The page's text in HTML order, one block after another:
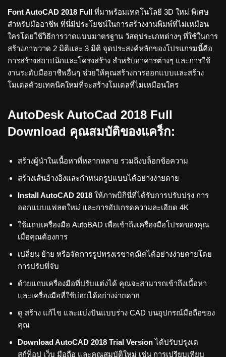
Font AutoCAD 2018 Full ที่มาพร้อมเทคโนโลยี 3D ใหม่ พิเศษ
สำหรับมืออาชีพ ที่นี่มีประโยชน์ในการสร้างงานพิมพ์ที่ไม่เหมือน
ใครโดยใช้วิธีการวาดแบบมาตรฐาน วัสดุประเภทต่างๆ ที่ใช้ในการ
สร้างภาพวาด 2 มิติและ 3 มิติ จุดประสงค์หลักของโปรแกรมนี้คือ
การสร้างสถาปนิกและโครงสร้าง สำหรับอาคารต่างๆ และการใช้
งานระดับมืออาชีพอื่นๆ ช่วยให้คุณสร้างการออกแบบและสร้าง
โมเดลด้วยเทคนิคใหม่ที่จะสร้างโมเดลที่ไม่เหมือนใคร
AutoDesk AutoCad 2018 Full
Download คุณสมบัติของแคร็ก:
สร้างผู้นำในเนื้อหาที่หลากหลาย รวมถึงบล็อกข้อความ
สร้างเส้นอ้างอิงและกำหนดรูปแบบได้อย่างง่ายดาย
Install AutoCAD 2018 ให้ภาพบิกินี่ที่ได้รับการปรับปรุง การ
ออกแบบแฟลตใหม่ และการอัปเกรดความละเอียด 4K
ใช้แถบเครื่องมือ AutoBAD เพื่อเข้าถึงเครื่องมือโปรดของคุณ
เมื่อคุณต้องการ
เปลี่ยน ย้าย หรือจัดการรูปทรงเรขาคณิตได้อย่างง่ายดายโดย
การปรับที่จับ
ด้วยแถบเครื่องมือที่ปรับแต่งได้ คุณจะสามารถเข้าถึงเนื้อหา
และเครื่องมือที่ใช้บ่อยได้อย่างง่ายดาย
ดู สร้าง แก้ไข และแบ่งปันแบบร่าง CAD บนอุปกรณ์มือถือของ
คุณ
Download AutoCAD 2018 Trial Versionได้ปรับปรุงเด
สก์ท็อป เว็บ มือถือ และคุณสมบัติใหม่ เช่น การเปรียบเทียบ